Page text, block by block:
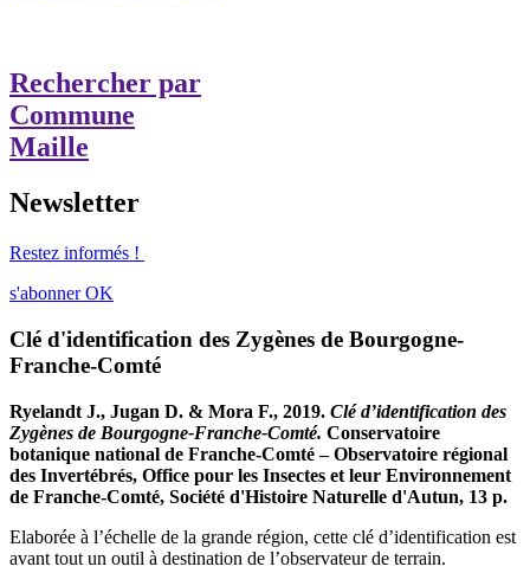
Rechercher par
Commune
Maille
Newsletter
Restez informés !
s'abonner OK
Clé d'identification des Zygènes de Bourgogne-
Franche-Comté
Ryelandt J., Jugan D. & Mora F., 2019. Clé d’identification des
Zygènes de Bourgogne-Franche-Comté. Conservatoire
botanique national de Franche-Comté – Observatoire régional
des Invertébrés, Office pour les Insectes et leur Environnement
de Franche-Comté, Société d'Histoire Naturelle d'Autun, 13 p.
Elaborée à l’échelle de la grande région, cette clé d’identification est
avant tout un outil à destination de l’observateur de terrain.